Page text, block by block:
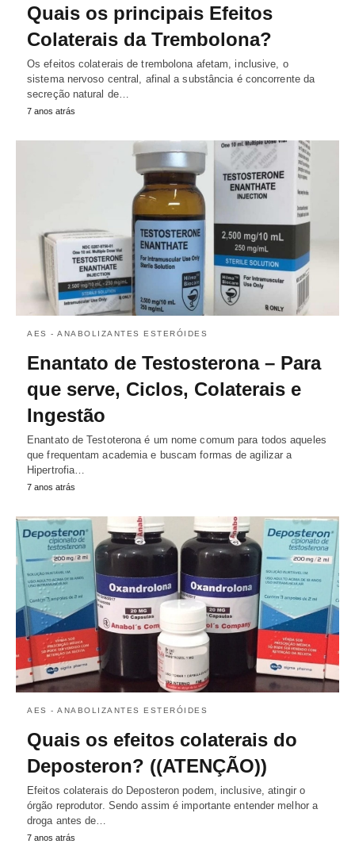
Quais os principais Efeitos
Colaterais da Trembolona?
Os efeitos colaterais de trembolona afetam, inclusive, o
sistema nervoso central, afinal a substância é concorrente da
secreção natural de…
7 anos atrás
AES - ANABOLIZANTES ESTERÓIDES
Enantato de Testosterona – Para
que serve, Ciclos, Colaterais e
Ingestão
Enantato de Testoterona é um nome comum para todos aqueles
que frequentam academia e buscam formas de agilizar a
Hipertrofia…
7 anos atrás
AES - ANABOLIZANTES ESTERÓIDES
Quais os efeitos colaterais do
Deposteron? ((ATENÇÃO))
Efeitos colaterais do Deposteron podem, inclusive, atingir o
órgão reprodutor. Sendo assim é importante entender melhor a
droga antes de…
7 anos atrás